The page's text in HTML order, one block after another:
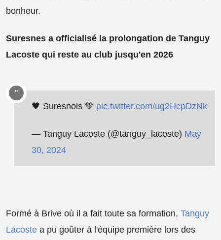
bonheur.
Suresnes a officialisé la prolongation de Tanguy
Lacoste qui reste au club jusqu'en 2026
🖤 Suresnois 💚 pic.twitter.com/ug2HcpDzNk
— Tanguy Lacoste (@tanguy_lacoste) May
30, 2024
Formé à Brive où il a fait toute sa formation, Tanguy
Lacoste a pu goûter à l'équipe première lors des